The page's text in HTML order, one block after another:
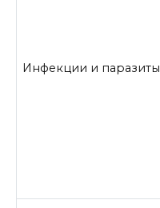
Инфекции и паразиты